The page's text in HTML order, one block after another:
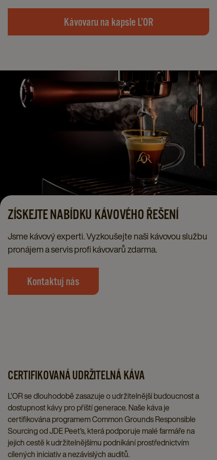
Kávovaru na kapsle L’OR
ZÍSKEJTE NABÍDKU KÁVOVÉHO ŘEŠENÍ
Jsme kávový experti. Vyzkoušejte naši kávovou službu
pronájem a servis profi kávovarů zdarma.
Kontaktuj nás
CERTIFIKOVANÁ UDRŽITELNÁ KÁVA
L'OR se dlouhodobě zasazuje o udržitelnější budoucnost a
dostupnost kávy pro příští generace. Naše káva je
certifikována programem Common Grounds Responsible
Sourcing od JDE Peet's, která podporuje malé farmáře na
jejich cestě k udržitelnějšímu podníkání prostřednictvím
cílených iniciativ a nezávislých auditů.